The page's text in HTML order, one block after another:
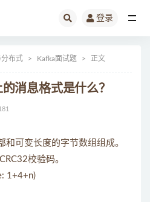
登录
分布式 Kafka面试题 正文
消息格式是什么？
可变长度的字节数组组成。
校验码。
1+4+n)